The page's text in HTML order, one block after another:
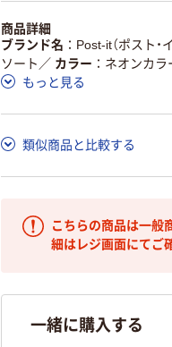
仕組
る
この商品の環境配慮ポイント
ア詳細／加点項目
商品詳細
ブランド名
Post-it（ポスト・
ソート ／ カラー ネオンカラ
もっと見る
類似商品と比較する
こちらの商品は一般
細はレジ画面にてご
一緒に購入する